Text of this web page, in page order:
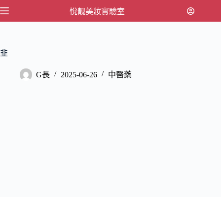
跳
內
悅靓美妝實驗室
韭
G長 2025-06-26 中醫藥